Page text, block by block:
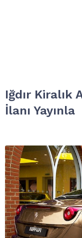
Iğdır Kiralık
İlanı Yayınla